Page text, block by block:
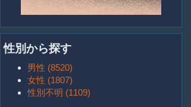
性別から探す
男性 (8520)
女性 (1807)
性別不明 (1109)